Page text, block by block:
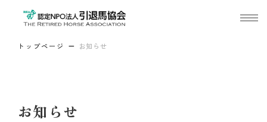
トップページ お知らせ
お知らせ